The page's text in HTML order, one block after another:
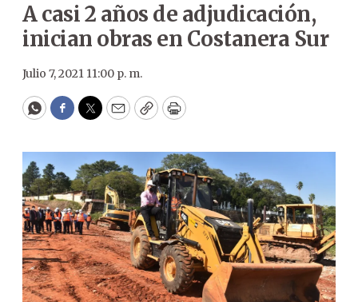
A casi 2 años de adjudicación,
inician obras en Costanera Sur
Julio 7, 2021 11:00 p. m.
WhatsApp
Facebook
Twitter
EmailCopyPrint